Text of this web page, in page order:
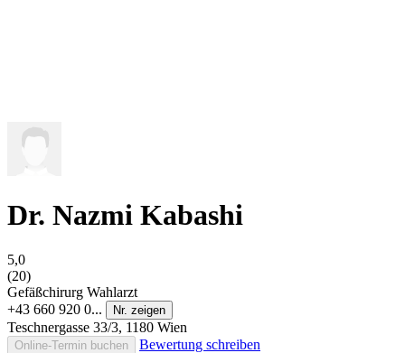
Dr. Nazmi Kabashi
5,0
(20)
Gefäßchirurg Wahlarzt
+43 660 920 0...
Nr. zeigen
Teschnergasse 33/3, 1180 Wien
Online-Termin buchen
Bewertung schreiben